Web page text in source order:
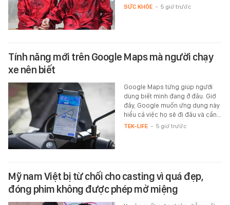
SỨC KHỎE - 5 giờ trước
Tính năng mới trên Google Maps mà người chạy
xe nên biết
Google Maps từng giúp người
dùng biết mình đang ở đâu. Giờ
đây, Google muốn ứng dụng này
hiểu cả việc họ sẽ đi đâu và cần…
TEK-LIFE - 5 giờ trước
Mỹ nam Việt bị từ chối cho casting vì quá đẹp,
đóng phim không được phép mở miệng